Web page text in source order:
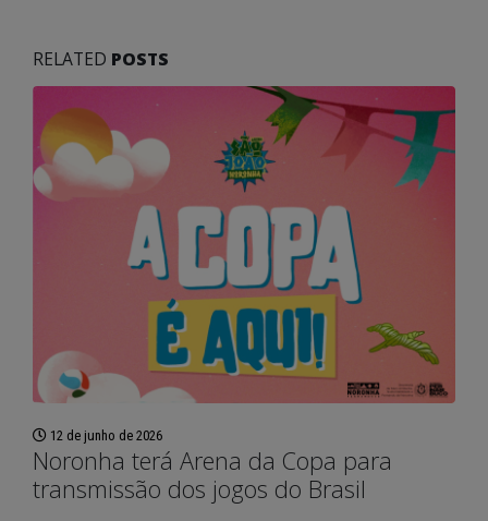
RELATED POSTS
12 de junho de 2026
Noronha terá Arena da Copa para
transmissão dos jogos do Brasil
dar início ao programa
“Noronha na Palma da
Mão”, um sistema digital moderno
para o recadastramento dos
moradores
3 de julho de 2026
Noronha terá Arena da
Copa para transmissão dos
jogos do Brasil
Fernando de Noronha
celebra tradições juninas
com programação especial
para toda a comunidade e turistas
12 de junho de 2026
com ações de sustentabilidade
educação ambiental
28 de maio de 2026
Fernando de Noronha
realiza II Festival
foco em literatura, arte e
sustentabilidade
26 de maio de 2026
Fernando de Noronha
ganha Núcleo de
Ofícios para
cultura local
25 de maio de 2026